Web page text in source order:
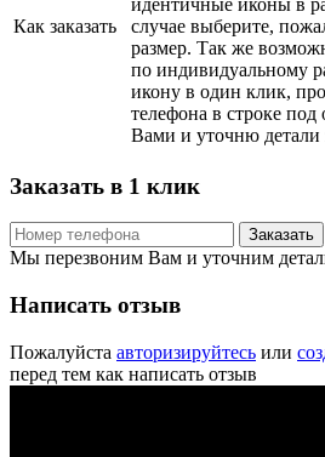
Как заказать
идентичные иконы в
случае выберите,
размер. Так же
по индивидуальному
икону в один клик,
телефона в строке
Вами и уточню детали
Заказать в 1 клик
Заказать
Мы перезвоним Вам и уточним
Написать отзыв
Пожалуйста авторизируйтесь или
перед тем как написать отзыв